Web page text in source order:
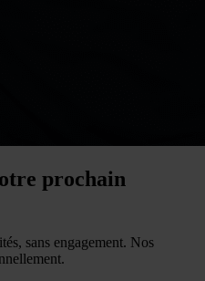
prochain
sans engagement. Nos